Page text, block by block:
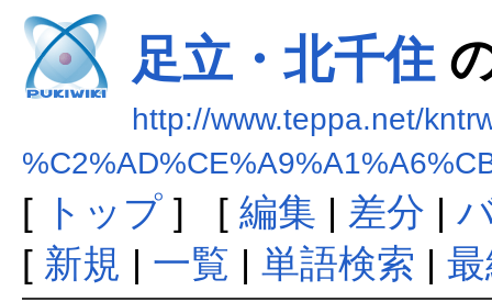
足立・北千住
http://www.teppa.net/
[ トップ] [ 編集 | 差分 |
[ 新規 | 一覧 | 単語検索 |